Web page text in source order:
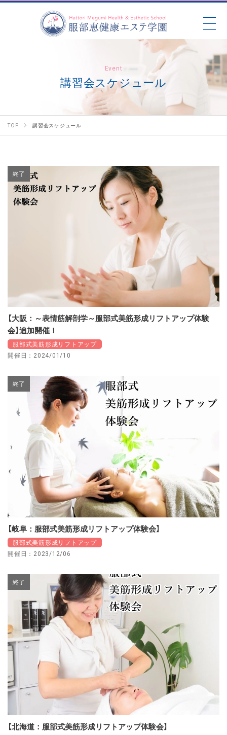
Event
講習会スケジュール
TOP 講習会スケジュール
終了
【大阪：～表情筋解剖学～服部式美筋形成リフトアップ体験
会】追加開催！
服部式美筋形成リフトアップ
開催日：2024/01/10
終了
【岐阜：服部式美筋形成リフトアップ体験会】
服部式美筋形成リフトアップ
開催日：2023/12/06
終了
【北海道：服部式美筋形成リフトアップ体験会】